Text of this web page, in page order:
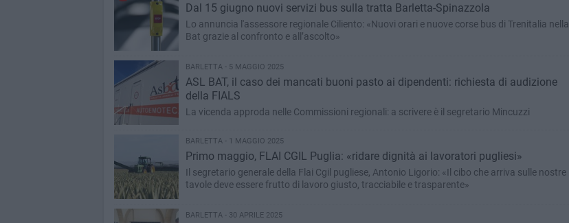
Dal 15 giugno nuovi servizi bus sulla tratta Barletta-Spinazzola
Lo annuncia l'assessore regionale Ciliento: «Nuovi orari e nuove corse bus di Trenitalia nella
Bat grazie al confronto e all’ascolto»
BARLETTA - 5 MAGGIO 2025
ASL BAT, il caso dei mancati buoni pasto ai dipendenti: richiesta di audizione
della FIALS
La vicenda approda nelle Commissioni regionali: a scrivere è il segretario Mincuzzi
BARLETTA - 1 MAGGIO 2025
Primo maggio, FLAI CGIL Puglia: «ridare dignità ai lavoratori pugliesi»
Il segretario generale della Flai Cgil pugliese, Antonio Ligorio: «Il cibo che arriva sulle nostre
tavole deve essere frutto di lavoro giusto, tracciabile e trasparente»
BARLETTA - 30 APRILE 2025